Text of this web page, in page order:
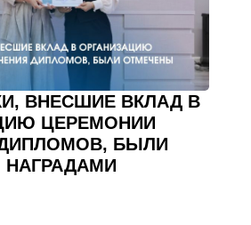
ВНЕСШИЕ ВКЛАД В
ЦЕРЕМОНИИ
БЫЛИ